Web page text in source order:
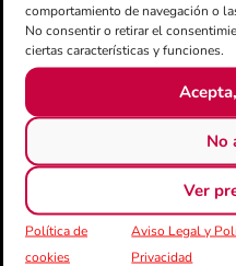
comportamiento de navegación o
No consentir o retirar el
ciertas características y funciones.
No
Ver
Política de
cookies
Aviso Legal y
Privacidad
Exportar